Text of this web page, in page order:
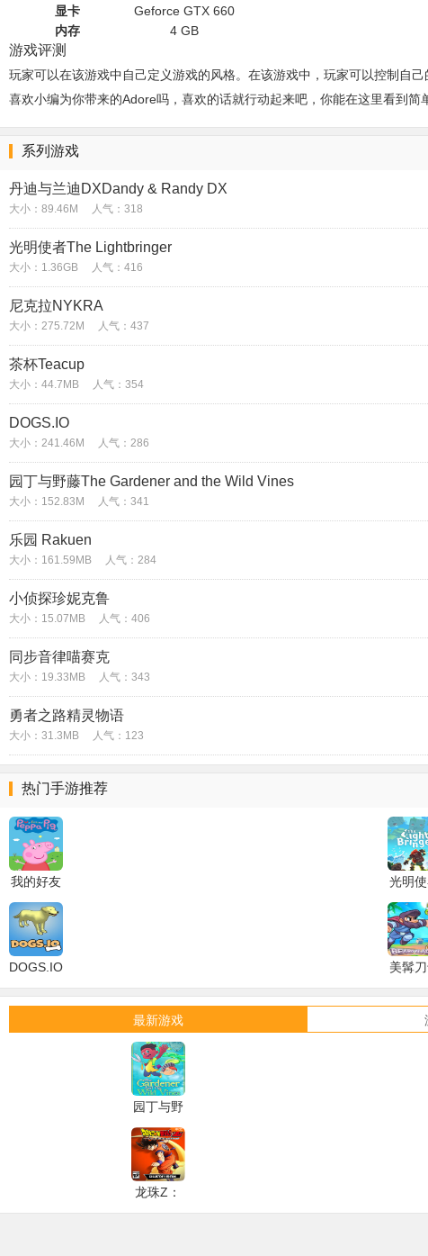
显卡
Geforce GTX 660
内存
4 GB
游戏评测
玩家可以在该游戏中自己定义游戏的风格。在该游戏中，玩家可以控制自
喜欢小编为你带来的Adore吗，喜欢的话就行动起来吧，你能在这里看到
系列游戏
丹迪与兰迪DXDandy & Randy DX
大小：89.46M 人气：318
光明使者The Lightbringer
大小：1.36GB 人气：416
尼克拉NYKRA
大小：275.72M 人气：437
茶杯Teacup
大小：44.7MB 人气：354
DOGS.IO
大小：241.46M 人气：286
园丁与野藤The Gardener and the Wild Vines
大小：152.83M 人气：341
乐园 Rakuen
大小：161.59MB 人气：284
小侦探珍妮克鲁
大小：15.07MB 人气：406
同步音律喵赛克
大小：19.33MB 人气：343
勇者之路精灵物语
大小：31.3MB 人气：123
热门手游推荐
我的好友
小猪佩奇
My
Friend
Peppa
Pig
光明
The
DOGS.IO
美髯刀
最新游戏
园丁与野
藤The
Gardener
and the
Wild
龙珠Z：
卡卡罗特